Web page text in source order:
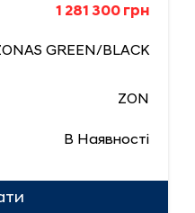
1 281 300 грн
GREEN/BLACK
ZON
В Наявності